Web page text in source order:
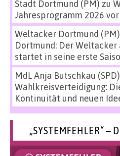
Stadt Dortmund (PM) zu
Jahresprogramm 2026 vor
Weltacker Dortmund (PM)
Dortmund: Der Weltacker
startet in seine erste
MdL Anja Butschkau
Wahlkreisverteidigung:
Kontinuität und neuen
„SYSTEMFEHLER“ –